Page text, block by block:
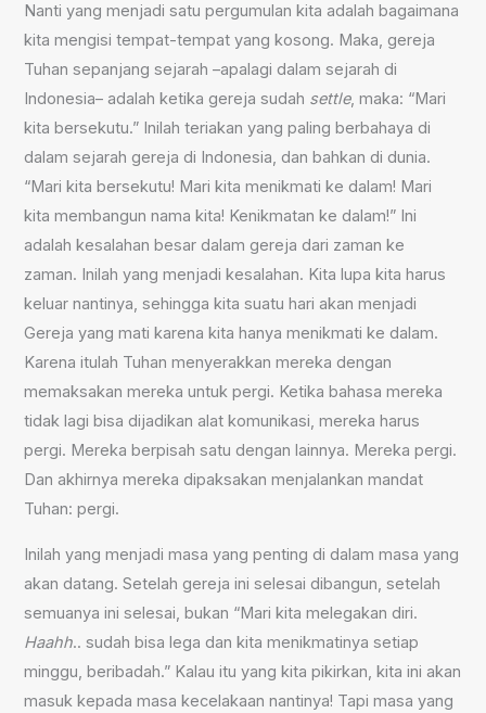
Nanti yang menjadi satu pergumulan kita adalah bagaimana
kita mengisi tempat-tempat yang kosong. Maka, gereja
Tuhan sepanjang sejarah –apalagi dalam sejarah di
Indonesia– adalah ketika gereja sudah settle, maka: “Mari
kita bersekutu.” Inilah teriakan yang paling berbahaya di
dalam sejarah gereja di Indonesia, dan bahkan di dunia.
“Mari kita bersekutu! Mari kita menikmati ke dalam! Mari
kita membangun nama kita! Kenikmatan ke dalam!” Ini
adalah kesalahan besar dalam gereja dari zaman ke
zaman. Inilah yang menjadi kesalahan. Kita lupa kita harus
keluar nantinya, sehingga kita suatu hari akan menjadi
Gereja yang mati karena kita hanya menikmati ke dalam.
Karena itulah Tuhan menyerakkan mereka dengan
memaksakan mereka untuk pergi. Ketika bahasa mereka
tidak lagi bisa dijadikan alat komunikasi, mereka harus
pergi. Mereka berpisah satu dengan lainnya. Mereka pergi.
Dan akhirnya mereka dipaksakan menjalankan mandat
Tuhan: pergi.
Inilah yang menjadi masa yang penting di dalam masa yang
akan datang. Setelah gereja ini selesai dibangun, setelah
semuanya ini selesai, bukan “Mari kita melegakan diri.
Haahh.. sudah bisa lega dan kita menikmatinya setiap
minggu, beribadah.” Kalau itu yang kita pikirkan, kita ini akan
masuk kepada masa kecelakaan nantinya! Tapi masa yang